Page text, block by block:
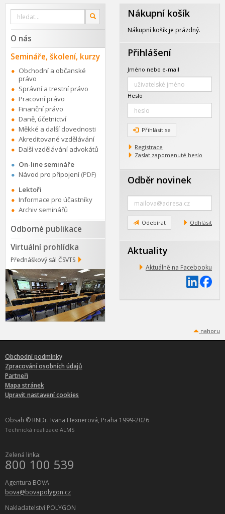
Vyhledat
webu
OK
O nás
Semináře, školení, kurzy
Obchodní a občanské
právo
Správní a trestní právo
Pracovní právo
Finanční právo
Daně, účetnictví
Měkké a další dovednosti
Akreditované vzdělávání
Další vzdělávání advokátů
On-line semináře
Návod pro připojení (PDF)
Lektoři
Informace pro účastníky
Archiv seminářů
Odborné publikace
Virtuální prohlídka
Přednáškový sál ČSVTS
Nákupní košík
Nákupní košík je prázdný.
Přihlášení
Jméno nebo e-mail
Heslo
Přihlásit se
Registrace
Zaslat zapomenuté heslo
Odběr novinek
Zadejte
mail
Odebírat Odhlásit
Aktuality
Aktuálně na Facebooku
nahoru
Obchodní podmínky
Zpracování osobních údajů
Partneři
Mapa stránek
Upravit nastavení cookies
Obsah © RNDr. Ivana Hexnerová, Praha 1999-2026
Technická realizace ALMS
Zelená linka:
800 100 539
Agentura BOVA
bova@bovapolygon.cz
Nakladatelství POLYGON